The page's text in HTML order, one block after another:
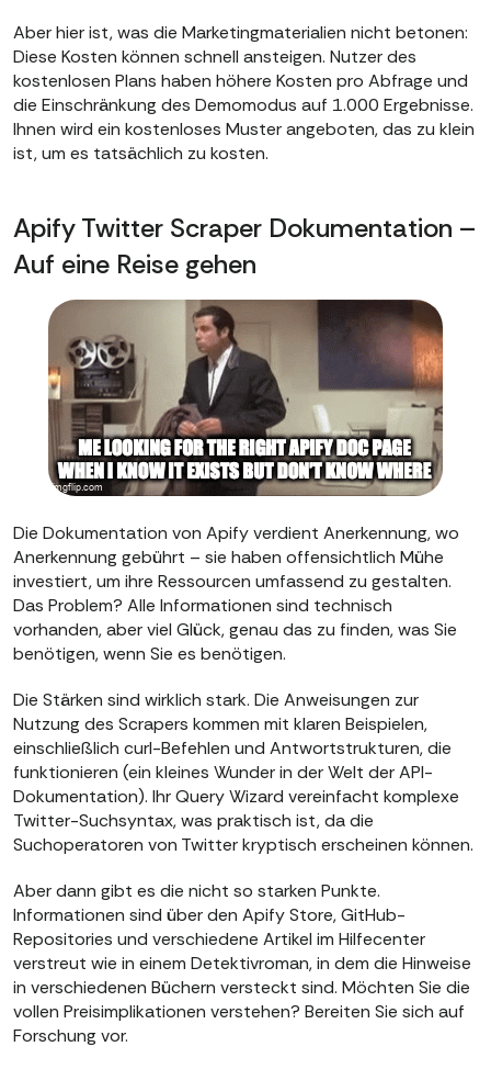
Aber hier ist, was die Marketingmaterialien nicht betonen:
Diese Kosten können schnell ansteigen. Nutzer des
kostenlosen Plans haben höhere Kosten pro Abfrage und
die Einschränkung des Demomodus auf 1.000 Ergebnisse.
Ihnen wird ein kostenloses Muster angeboten, das zu klein
ist, um es tatsächlich zu kosten.
Apify Twitter Scraper Dokumentation –
Auf eine Reise gehen
Die Dokumentation von Apify verdient Anerkennung, wo
Anerkennung gebührt – sie haben offensichtlich Mühe
investiert, um ihre Ressourcen umfassend zu gestalten.
Das Problem? Alle Informationen sind technisch
vorhanden, aber viel Glück, genau das zu finden, was Sie
benötigen, wenn Sie es benötigen.
Die Stärken sind wirklich stark. Die Anweisungen zur
Nutzung des Scrapers kommen mit klaren Beispielen,
einschließlich curl-Befehlen und Antwortstrukturen, die
funktionieren (ein kleines Wunder in der Welt der API-
Dokumentation). Ihr Query Wizard vereinfacht komplexe
Twitter-Suchsyntax, was praktisch ist, da die
Suchoperatoren von Twitter kryptisch erscheinen können.
Aber dann gibt es die nicht so starken Punkte.
Informationen sind über den Apify Store, GitHub-
Repositories und verschiedene Artikel im Hilfecenter
verstreut wie in einem Detektivroman, in dem die Hinweise
in verschiedenen Büchern versteckt sind. Möchten Sie die
vollen Preisimplikationen verstehen? Bereiten Sie sich auf
Forschung vor.